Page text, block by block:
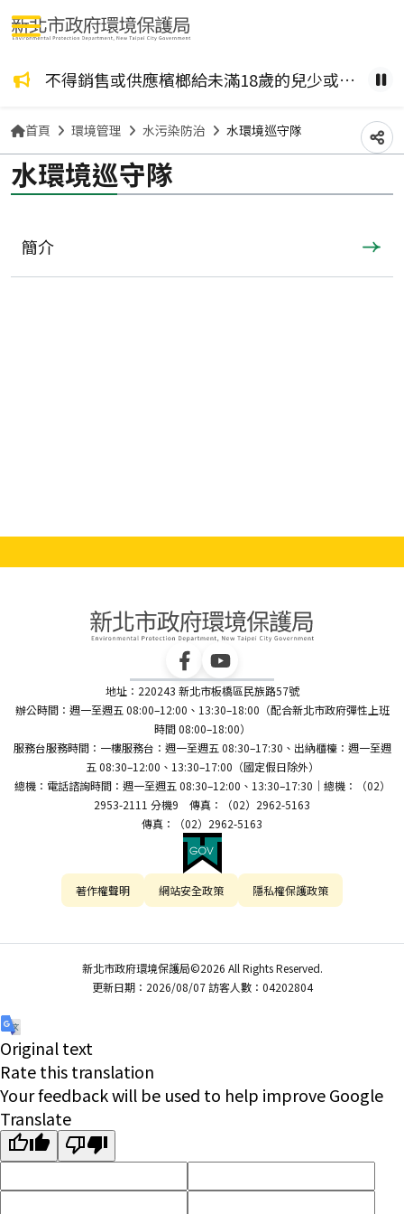
咖啡檳榔、檳榔糖葫蘆？ 檳榔不管加了什麼風味，都是致癌物！請拒絕嚼食。 不得銷售或供應檳榔給未滿18歲的兒少或孕婦。 健暫
選單按鈕
首頁 環境管理 水污染防治 水環境巡守隊
分
水環境巡守隊
簡介
地址：220243 新北市板橋區民族路57號
辦公時間：週一至週五 08:00–12:00、13:30–18:00（配合新北市政府彈性上班
時間 08:00–18:00）
服務台服務時間：一樓服務台：週一至週五 08:30–17:30、出納櫃檯：週一至週
五 08:30–12:00、13:30–17:00（國定假日除外）
總機：電話諮詢時間：週一至週五 08:30–12:00、13:30–17:30｜總機：（02）
2953-2111 分機9 傳真：（02）2962-5163
傳真：（02）2962-5163
著作權聲明 網站安全政策 隱私權保護政策
新北市政府環境保護局©2026 All Rights Reserved.
更新日期：2026/08/07 訪客人數：04202804
Original text
Rate this translation
Your feedback will be used to help improve Google
Translate